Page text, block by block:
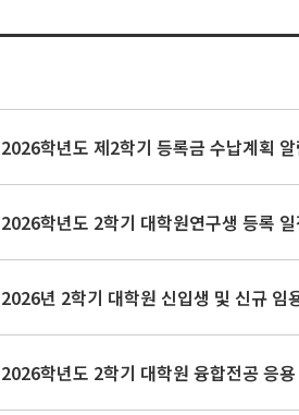
2026학년도 제2학기 등록금 수납계획 알
2026학년도 2학기 대학원연구생 등록 일
2026년 2학기 대학원 신입생 및 신규 임
2026학년도 2학기 대학원 융합전공 응